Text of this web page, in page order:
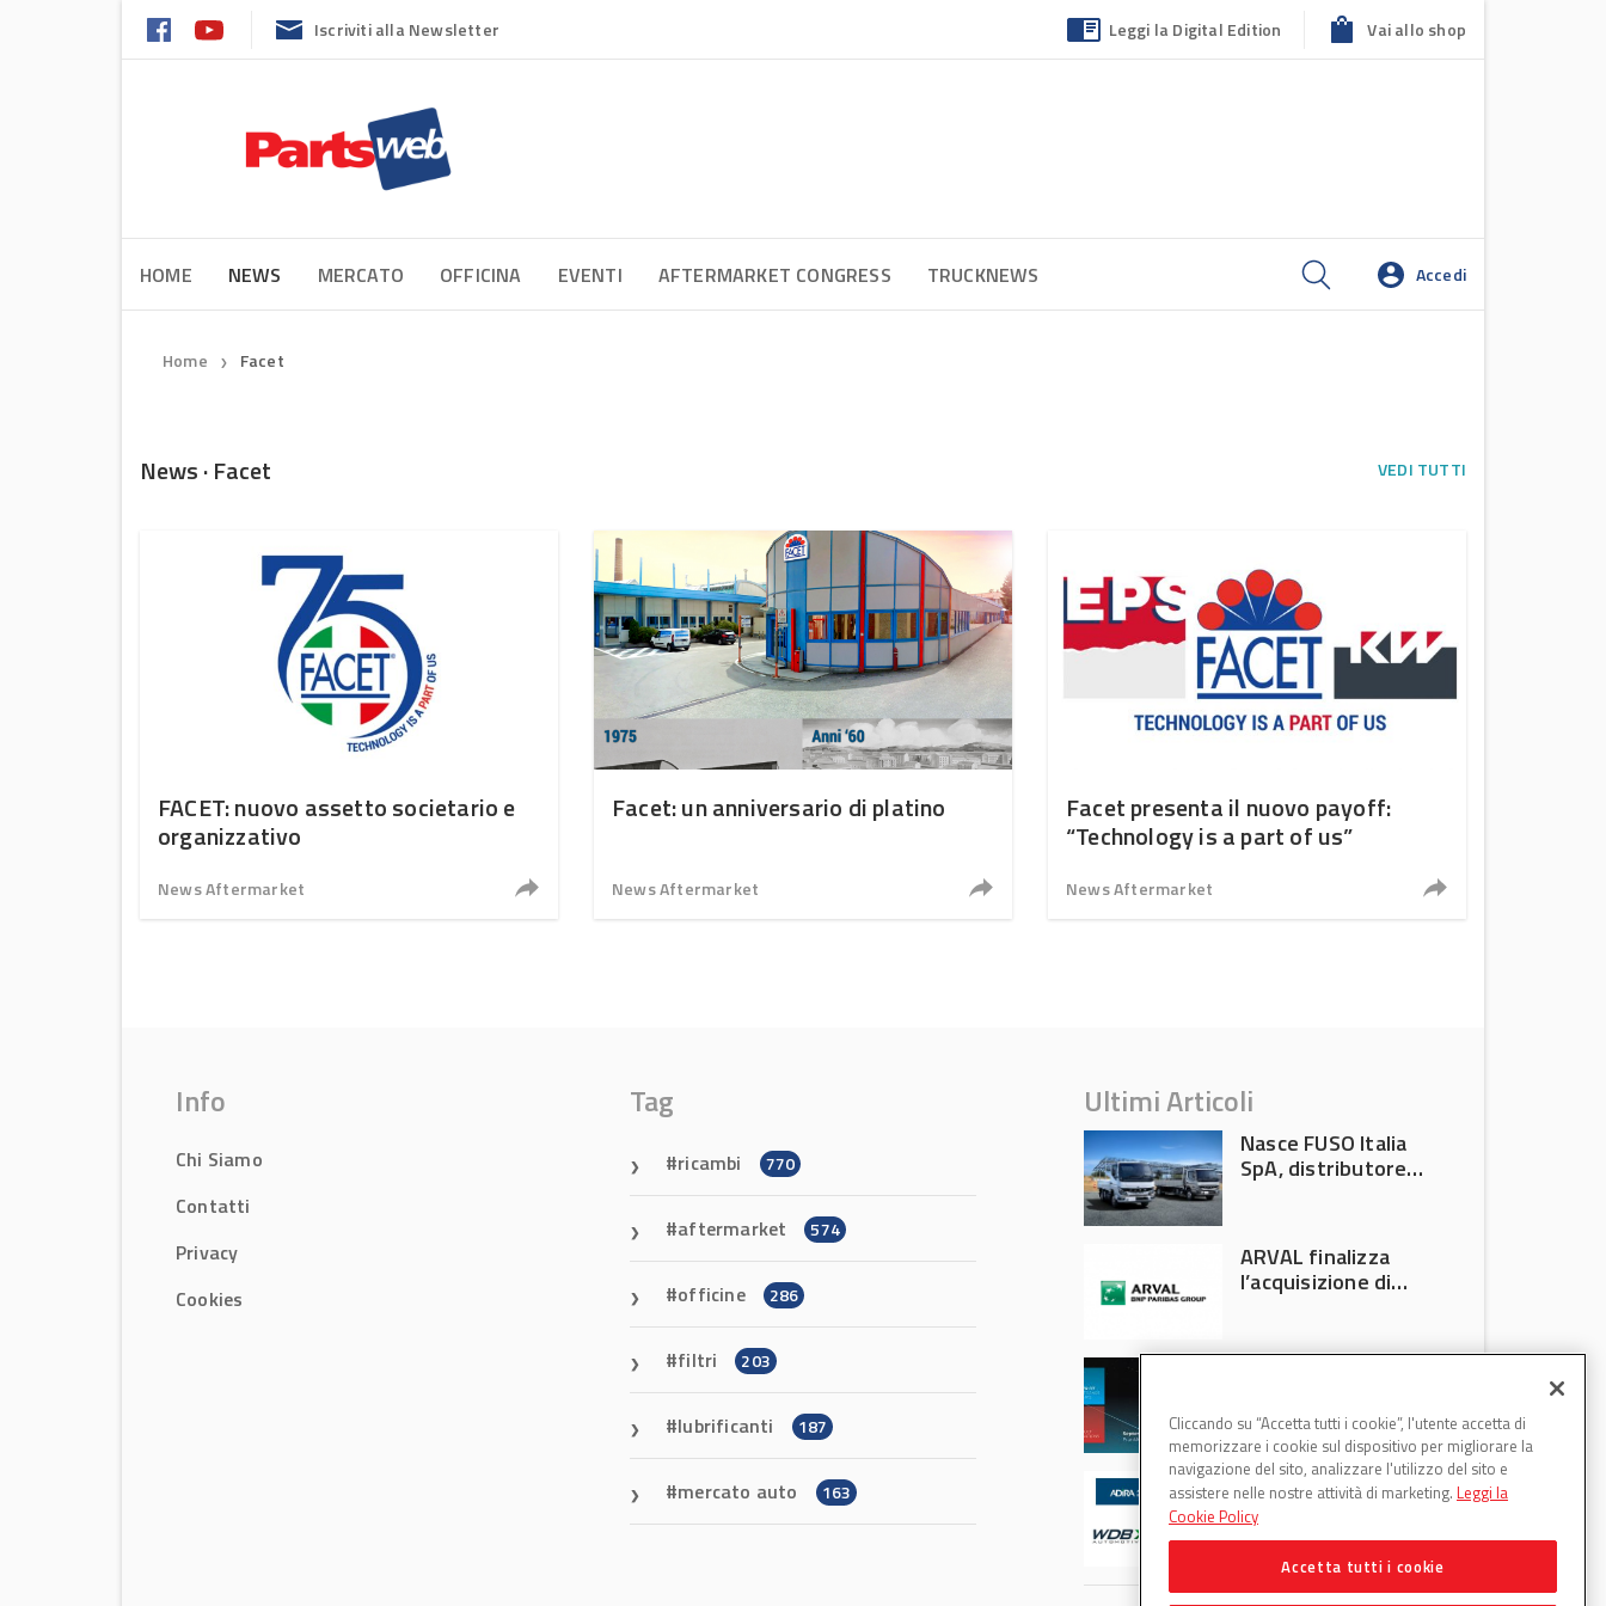
Iscriviti alla Newsletter Leggi la Digital Edition Vai allo shop
HOME NEWS MERCATO OFFICINA EVENTI AFTERMARKET CONGRESS TRUCKNEWS Accedi
Home ❯ Facet
News · Facet VEDI TUTTI
FACET: nuovo assetto societario e
organizzativo
News Aftermarket
Facet: un anniversario di platino
News Aftermarket
Facet presenta il nuovo payoff:
“Technology is a part of us”
News Aftermarket
Info
Chi Siamo
Contatti
Privacy
Cookies
Tag
ricambi 770
aftermarket 574
officine 286
filtri 203
lubrificanti 187
mercato auto 163
Ultimi Articoli
Nasce FUSO Italia
SpA, distributore
ARVAL finalizza
l’acquisizione di
Francoforte 2026
WDB Automotive
(Axitecnica) e Di.Pa.
Sport entrano in
ADIRA
Cliccando su “Accetta tutti i cookie”, l'utente accetta di
memorizzare i cookie sul dispositivo per migliorare la
navigazione del sito, analizzare l'utilizzo del sito e
assistere nelle nostre attività di marketing. Leggi la
Cookie Policy
Accetta tutti i cookie